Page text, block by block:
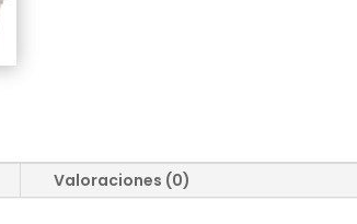
Valoraciones (0)